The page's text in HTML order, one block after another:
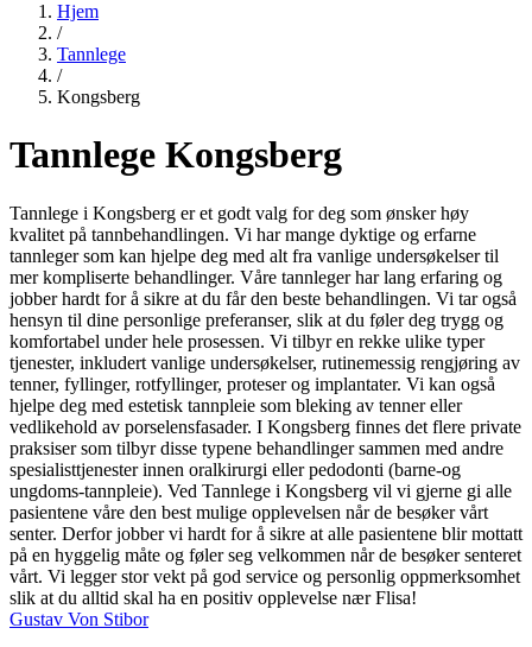
Hjem
/
Tannlege
/
Kongsberg
Tannlege Kongsberg
Tannlege i Kongsberg er et godt valg for deg som ønsker høy
kvalitet på tannbehandlingen. Vi har mange dyktige og erfarne
tannleger som kan hjelpe deg med alt fra vanlige undersøkelser til
mer kompliserte behandlinger. Våre tannleger har lang erfaring og
jobber hardt for å sikre at du får den beste behandlingen. Vi tar også
hensyn til dine personlige preferanser, slik at du føler deg trygg og
komfortabel under hele prosessen. Vi tilbyr en rekke ulike typer
tjenester, inkludert vanlige undersøkelser, rutinemessig rengjøring av
tenner, fyllinger, rotfyllinger, proteser og implantater. Vi kan også
hjelpe deg med estetisk tannpleie som bleking av tenner eller
vedlikehold av porselensfasader. I Kongsberg finnes det flere private
praksiser som tilbyr disse typene behandlinger sammen med andre
spesialisttjenester innen oralkirurgi eller pedodonti (barne-og
ungdoms-tannpleie). Ved Tannlege i Kongsberg vil vi gjerne gi alle
pasientene våre den best mulige opplevelsen når de besøker vårt
senter. Derfor jobber vi hardt for å sikre at alle pasientene blir mottatt
på en hyggelig måte og føler seg velkommen når de besøker senteret
vårt. Vi legger stor vekt på god service og personlig oppmerksomhet
slik at du alltid skal ha en positiv opplevelse nær Flisa!
Gustav Von Stibor